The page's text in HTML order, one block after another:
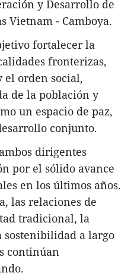
y Desarrollo de
Vietnam - Camboya.
fortalecer la
fronterizas,
el orden social,
de la población y
un espacio de paz,
conjunto.
dirigentes
por el sólido avance
en los últimos años.
las relaciones de
tradicional, la
sostenibilidad a largo
continúan